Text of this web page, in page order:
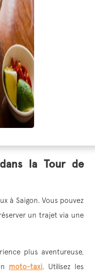
la Tour de
à Saigon. Vous pouvez
un trajet via une
plus aventureuse,
moto-taxi. Utilisez les